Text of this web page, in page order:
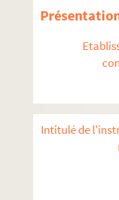
Intitulé de
pf70.
pf80.
pf81.
pf82.
pf85.
pf86.
pf124.